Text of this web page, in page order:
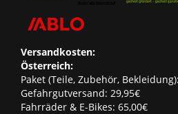
Versandkosten:
Österreich:
Paket (Teile, Zubehör,
Gefahrgutversand: 29,95€
Fahrräder & E-Bikes: 65,00€